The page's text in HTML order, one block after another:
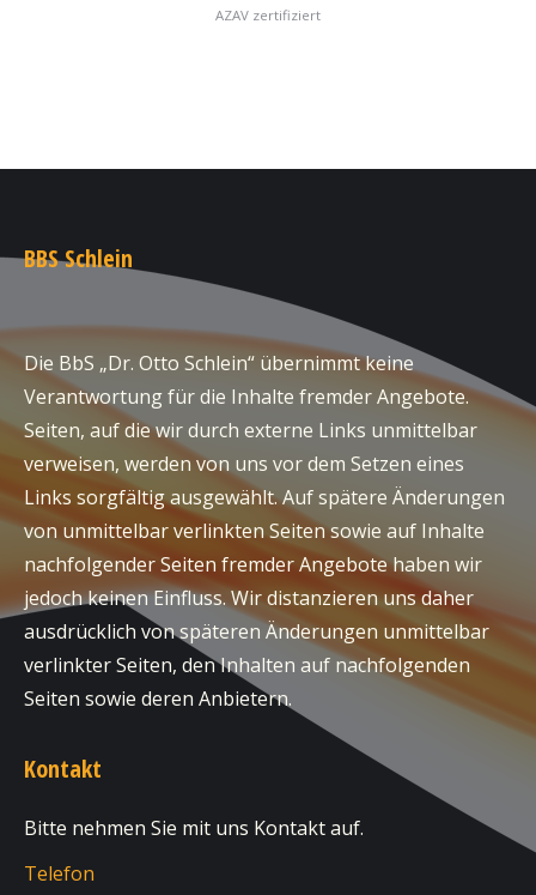
AZAV zertifiziert
BBS Schlein
Die BbS „Dr. Otto Schlein“ übernimmt keine
Verantwortung für die Inhalte fremder Angebote.
Seiten, auf die wir durch externe Links unmittelbar
verweisen, werden von uns vor dem Setzen eines
Links sorgfältig ausgewählt. Auf spätere Änderungen
von unmittelbar verlinkten Seiten sowie auf Inhalte
nachfolgender Seiten fremder Angebote haben wir
jedoch keinen Einfluss. Wir distanzieren uns daher
ausdrücklich von späteren Änderungen unmittelbar
verlinkter Seiten, den Inhalten auf nachfolgenden
Seiten sowie deren Anbietern.
Kontakt
Bitte nehmen Sie mit uns Kontakt auf.
Telefon